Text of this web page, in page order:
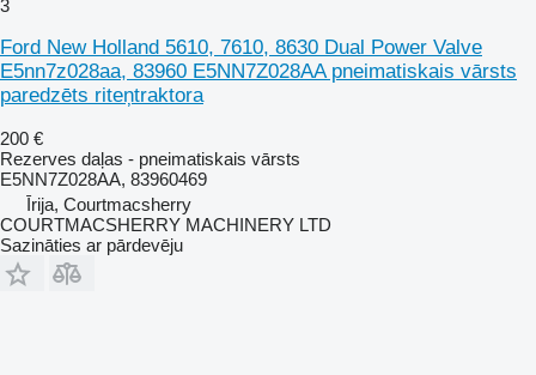
3
Ford New Holland 5610, 7610, 8630 Dual Power Valve
E5nn7z028aa, 83960 E5NN7Z028AA pneimatiskais vārsts
paredzēts riteņtraktora
200 €
Rezerves daļas - pneimatiskais vārsts
E5NN7Z028AA, 83960469
Īrija, Courtmacsherry
COURTMACSHERRY MACHINERY LTD
Sazināties ar pārdevēju